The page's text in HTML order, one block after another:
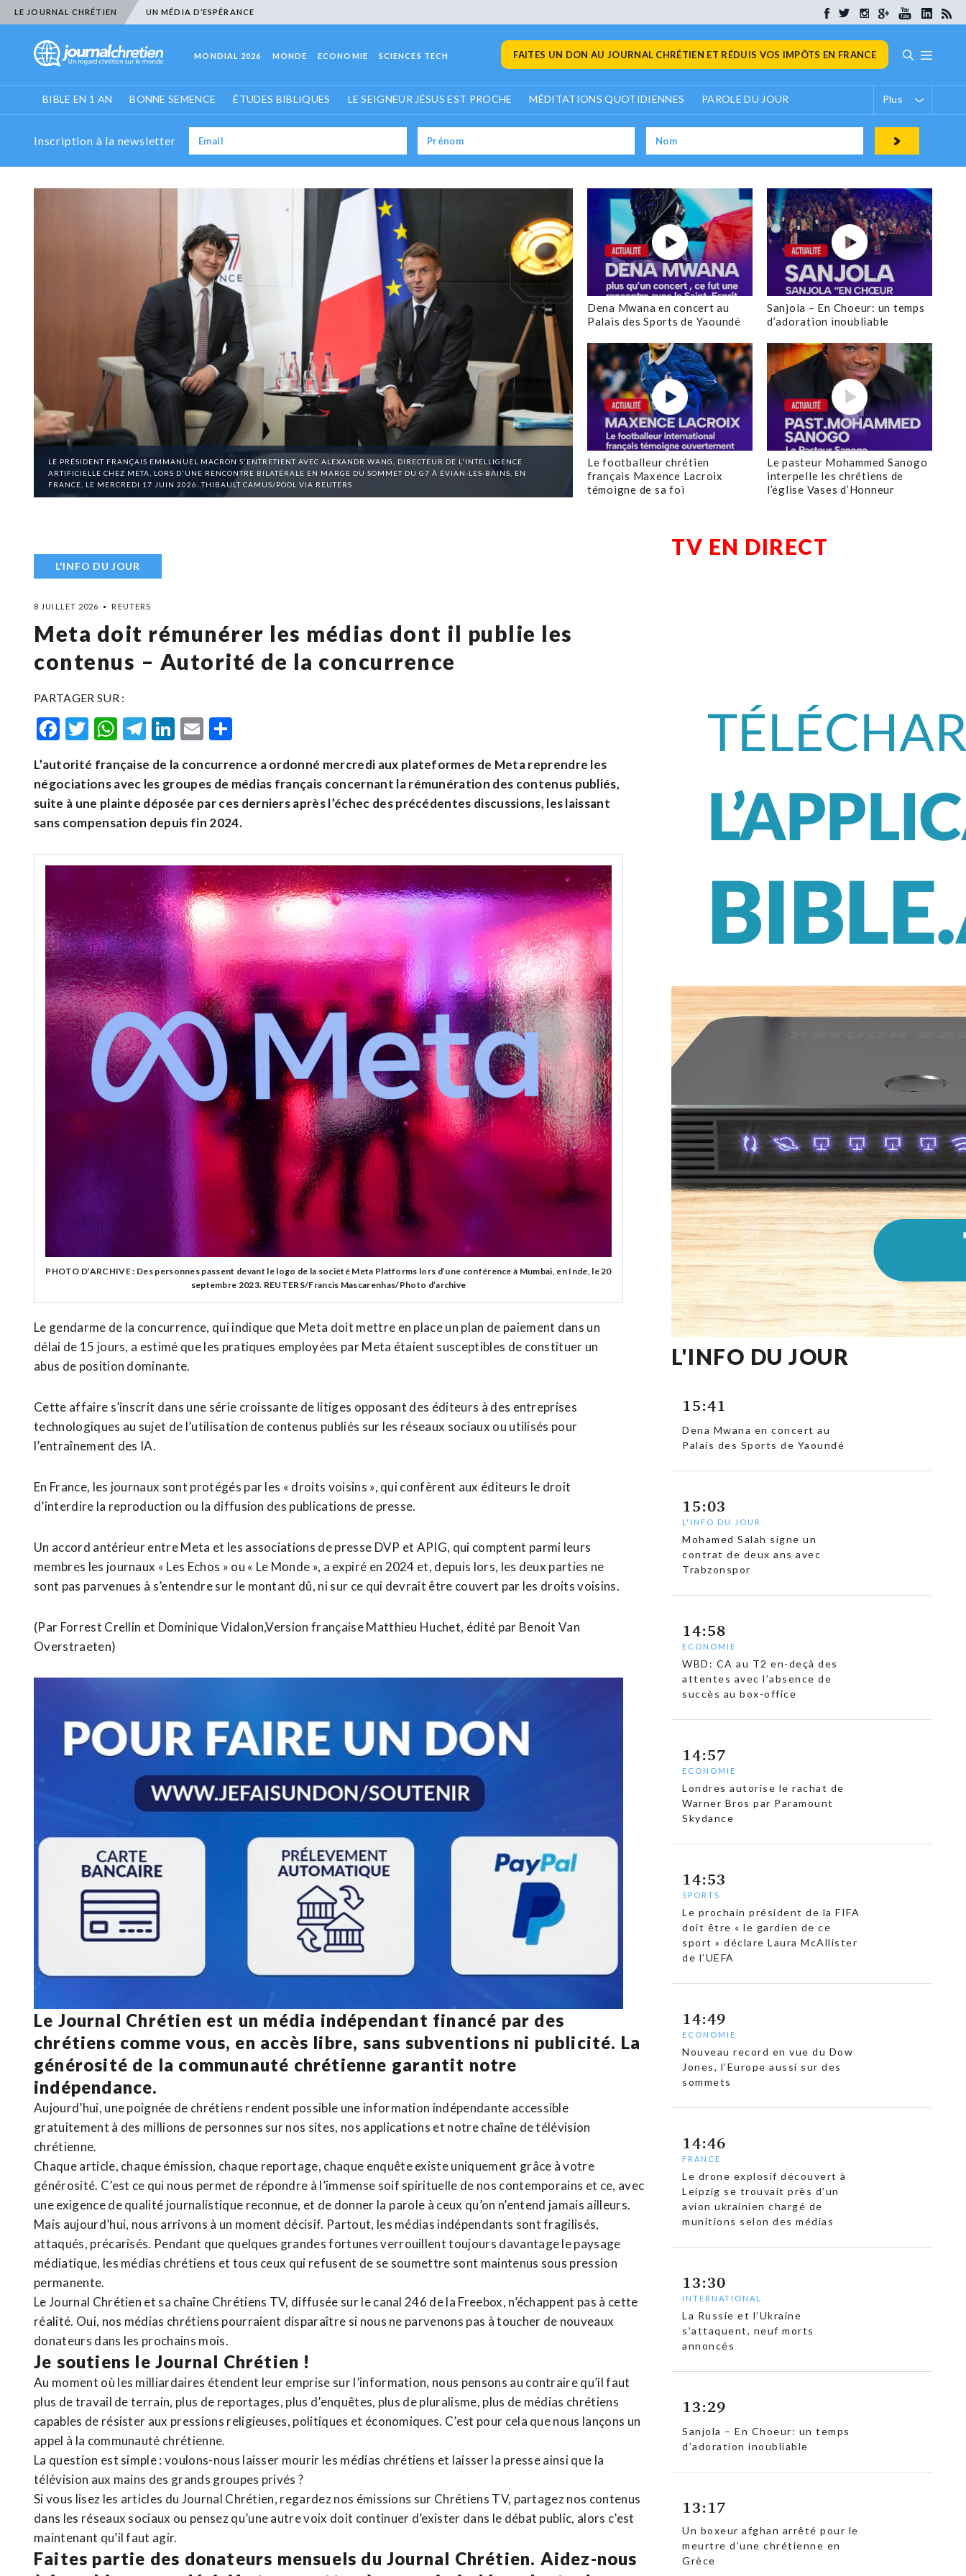
LE JOURNAL CHRÉTIEN UN MÉDIA D’ESPÉRANCE
MONDIAL 2026 MONDE ECONOMIE SCIENCES TECH FAITES UN DON AU JOURNAL CHRÉTIEN ET RÉDUIS VOS IMPÔTS EN FRANCE
BIBLE EN 1 AN BONNE SEMENCE ÉTUDES BIBLIQUES LE SEIGNEUR JÉSUS EST PROCHE MÉDITATIONS QUOTIDIENNES PAROLE DU JOUR Plus
Inscription à la newsletter
LE PRÉSIDENT FRANÇAIS EMMANUEL MACRON S'ENTRETIENT AVEC ALEXANDR WANG, DIRECTEUR DE L'INTELLIGENCE
ARTIFICIELLE CHEZ META, LORS D'UNE RENCONTRE BILATÉRALE EN MARGE DU SOMMET DU G7 À ÉVIAN-LES-BAINS, EN
FRANCE, LE MERCREDI 17 JUIN 2026. THIBAULT CAMUS/POOL VIA REUTERS
Dena Mwana en concert au
Palais des Sports de Yaoundé
Sanjola – En Choeur: un temps
d’adoration inoubliable
Le footballeur chrétien
français Maxence Lacroix
témoigne de sa foi
Le pasteur Mohammed Sanogo
interpelle les chrétiens de
l’église Vases d’Honneur
L'INFO DU JOUR
8 JUILLET 2026 REUTERS
Meta doit rémunérer les médias dont il publie les
contenus – Autorité de la concurrence
PARTAGER SUR :
Facebook
Twitter
WhatsApp
Telegram
LinkedIn
Email
L’autorité française de la concurrence a ordonné mercredi aux plateformes de Meta reprendre les
négociations avec les groupes de médias français concernant la rémunération des contenus publiés,
suite à une plainte déposée par ces derniers après l’échec des précédentes discussions, les laissant
sans compensation depuis fin 2024.
PHOTO D’ARCHIVE : Des personnes passent devant le logo de la société Meta Platforms lors d’une conférence à Mumbai, en Inde, le 20
septembre 2023. REUTERS/Francis Mascarenhas/Photo d’archive
Le gendarme de la concurrence, qui indique que Meta doit mettre en place un plan de paiement dans un
délai de 15 jours, a estimé que les pratiques employées par Meta étaient susceptibles de constituer un
abus de position dominante.
Cette affaire s’inscrit dans une série croissante de litiges opposant des éditeurs à des entreprises
technologiques au sujet de l’utilisation de contenus publiés sur les réseaux sociaux ou utilisés pour
l’entraînement des IA.
En France, les journaux sont protégés par les « droits voisins », qui confèrent aux éditeurs le droit
d’interdire la reproduction ou la diffusion des publications de presse.
Un accord antérieur entre Meta et les associations de presse DVP et APIG, qui comptent parmi leurs
membres les journaux « Les Echos » ou « Le Monde », a expiré en 2024 et, depuis lors, les deux parties ne
sont pas parvenues à s’entendre sur le montant dû, ni sur ce qui devrait être couvert par les droits voisins.
(Par Forrest Crellin et Dominique Vidalon,Version française Matthieu Huchet, édité par Benoit Van
Overstraeten)
Le Journal Chrétien est un média indépendant financé par des
chrétiens comme vous, en accès libre, sans subventions ni publicité. La
générosité de la communauté chrétienne garantit notre
indépendance.
Aujourd’hui, une poignée de chrétiens rendent possible une information indépendante accessible
gratuitement à des millions de personnes sur nos sites, nos applications et notrechaîne de télévision
chrétienne.
Chaque article, chaque émission, chaque reportage, chaque enquête existe uniquement grâce à votre
générosité. C’est ce qui nous permet de répondre à l’immense soif spirituelle de nos contemporains et ce, avec
une exigence de qualité journalistique reconnue, et de donner la parole à ceux qu’on n’entend jamais ailleurs.
Mais aujourd’hui, nous arrivons à un moment décisif. Partout, les médias indépendants sont fragilisés,
attaqués, précarisés. Pendant que quelques grandes fortunes verrouillent toujours davantage le paysage
médiatique, les médias chrétiens et tous ceux qui refusent de se soumettre sont maintenus sous pression
permanente.
Le Journal Chrétien et sa chaîne Chrétiens TV, diffusée sur le canal 246 de la Freebox, n’échappent pas à cette
réalité. Oui, nos médias chrétiens pourraient disparaître si nous ne parvenons pas à toucher de nouveaux
donateurs dans les prochains mois.
Je soutiens le Journal Chrétien !
Au moment où les milliardaires étendent leur emprise sur l’information, nous pensons au contraire qu’il faut
plus de travail de terrain, plus de reportages, plus d’enquêtes, plus de pluralisme, plus de médias chrétiens
capables de résister aux pressions religieuses, politiques et économiques. C’est pour cela que nous lançons un
appel à la communauté chrétienne.
La question est simple : voulons-nous laisser mourir les médias chrétiens et laisser la presse ainsi que la
télévision aux mains des grands groupes privés ?
Si vous lisez les articles du Journal Chrétien, regardez nos émissions sur Chrétiens TV, partagez nos contenus
dans les réseaux sociaux ou pensez qu’une autre voix doit continuer d’exister dans le débat public, alors c’est
maintenant qu’il faut agir.
Faites partie des donateurs mensuels du Journal Chrétien. Aidez-nous
TV EN DIRECT
L'INFO DU JOUR
15:41
Dena Mwana en concert au
Palais des Sports de Yaoundé
15:03
L'INFO DU JOUR
Mohamed Salah signe un
contrat de deux ans avec
Trabzonspor
14:58
ECONOMIE
WBD: CA au T2 en-deçà des
attentes avec l’absence de
succès au box-office
14:57
ECONOMIE
Londres autorise le rachat de
Warner Bros par Paramount
Skydance
14:53
SPORTS
Le prochain président de la FIFA
doit être « le gardien de ce
sport » déclare Laura McAllister
de l’UEFA
14:49
ECONOMIE
Nouveau record en vue du Dow
Jones, l’Europe aussi sur des
sommets
14:46
FRANCE
Le drone explosif découvert à
Leipzig se trouvait près d’un
avion ukrainien chargé de
munitions selon des médias
13:30
INTERNATIONAL
La Russie et l’Ukraine
s’attaquent, neuf morts
annoncés
13:29
Sanjola – En Choeur: un temps
d’adoration inoubliable
13:17
Un boxeur afghan arrêté pour le
meurtre d’une chrétienne en
Grèce